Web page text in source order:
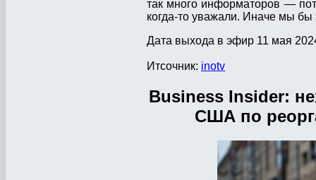
так много информаторов —
когда-то уважали. Иначе мы бы
Дата выхода в эфир 11 мая
Итсочник: inotv
Business Insider:
США по